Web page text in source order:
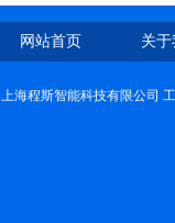
网站首页 关
上海程斯智能科技有限公司